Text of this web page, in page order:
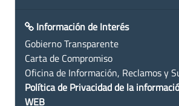
Información de Interés
Gobierno Transparente
Carta de Compromiso
Oficina de Información, Reclamos y
Política de Privacidad de la
WEB